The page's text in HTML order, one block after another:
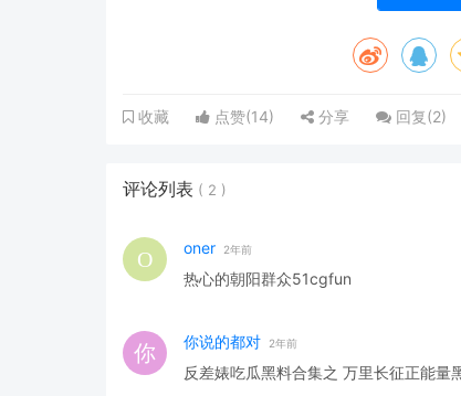
收藏 点赞(14) 分享 回复(2)
评论列表 ( 2 )
oner 2年前
热心的朝阳群众51cgfun
你说的都对 2年前
反差婊吃瓜黑料合集之 万里长征正能量